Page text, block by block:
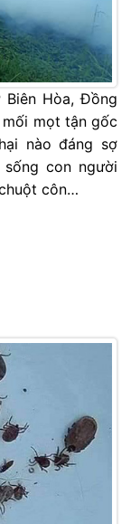
Hòa, Đồng
mối mọt tận gốc
nào đáng sợ
con người
côn…